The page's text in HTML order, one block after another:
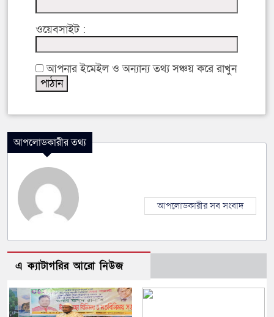
ওয়েবসাইট :
আপনার ইমেইল ও অন্যান্য তথ্য সঞ্চয় করে রাখুন
আপলোডকারীর তথ্য
আপলোডকারীর সব সংবাদ
এ ক্যাটাগরির আরো নিউজ